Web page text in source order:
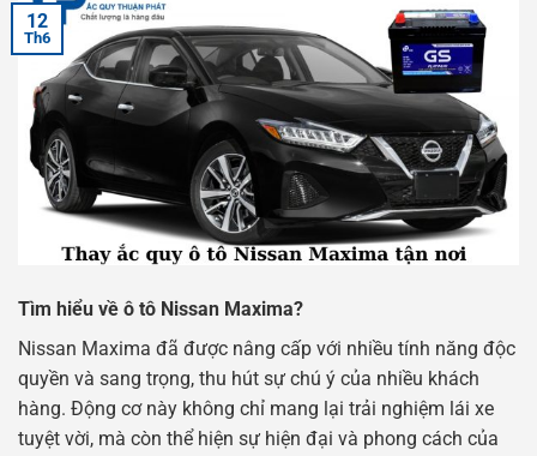
12
Th6
Tìm hiểu về ô tô Nissan Maxima?
Nissan Maxima đã được nâng cấp với nhiều tính năng độc
quyền và sang trọng, thu hút sự chú ý của nhiều khách
hàng. Động cơ này không chỉ mang lại trải nghiệm lái xe
tuyệt vời, mà còn thể hiện sự hiện đại và phong cách của